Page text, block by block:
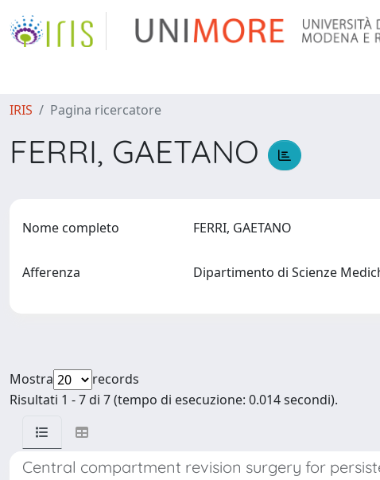
IRIS Pagina ricercatore
FERRI, GAETANO
Nome completo FERRI, GAETANO
Afferenza Dipartimento di Scienze
Mostra
records
Risultati 1 - 7 di 7 (tempo di esecuzione: 0.014 secondi).
Central compartment revision surgery for